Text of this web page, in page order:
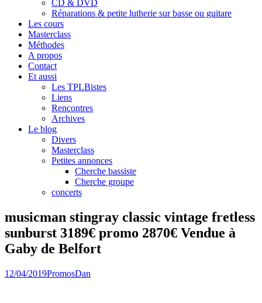
CD & DVD
Réparations & petite lutherie sur basse ou guitare
Les cours
Masterclass
Méthodes
A propos
Contact
Et aussi
Les TPLBistes
Liens
Rencontres
Archives
Le blog
Divers
Masterclass
Petites annonces
Cherche bassiste
Cherche groupe
concerts
musicman stingray classic vintage fretless
sunburst 3189€ promo 2870€ Vendue à
Gaby de Belfort
12/04/2019PromosDan